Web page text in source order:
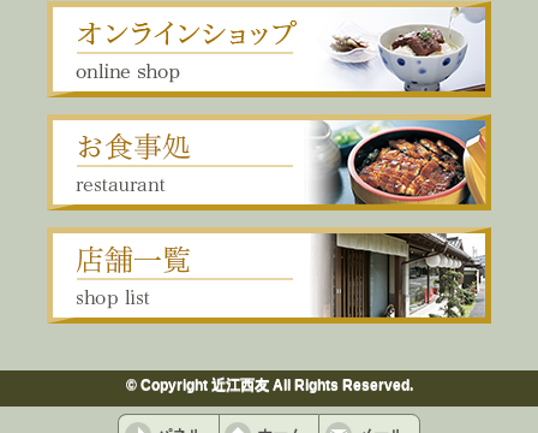
© Copyright 近江西友 All Rights Reserved.